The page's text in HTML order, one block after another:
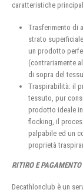
caratteristiche
Trasferimento di
strato
un prodotto
(contrariamente
di sopra del
Traspirabilità: il
tessuto, pur
prodotto ideale
flocking, il
palpabile ed un
proprietà
RITIRO E
Decathlonclub è un